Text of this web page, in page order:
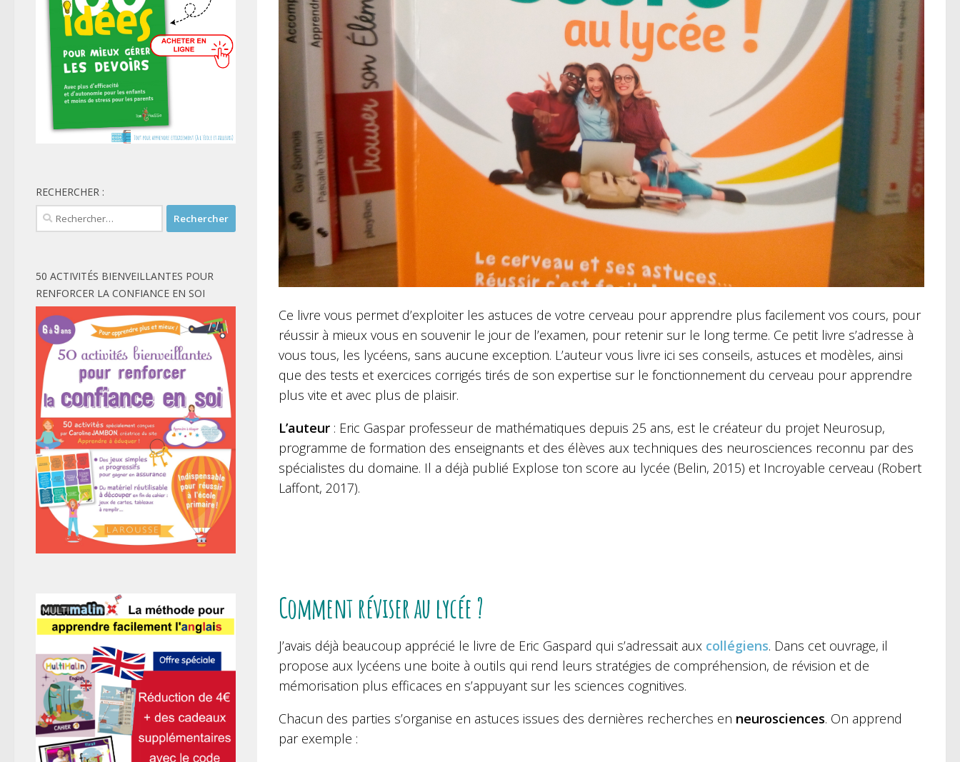
Ce livre vous permet d’exploiter les astuces de votre cerveau pour apprendre plus facilement vos cours, pour
réussir à mieux vous en souvenir le jour de l’examen, pour retenir sur le long terme. Ce petit livre s’adresse à
vous tous, les lycéens, sans aucune exception. L’auteur vous livre ici ses conseils, astuces et modèles, ainsi
que des tests et exercices corrigés tirés de son expertise sur le fonctionnement du cerveau pour apprendre
plus vite et avec plus de plaisir.
L’auteur : Eric Gaspar professeur de mathématiques depuis 25 ans, est le créateur du projet Neurosup,
programme de formation des enseignants et des élèves aux techniques des neurosciences reconnu par des
spécialistes du domaine. Il a déjà publié Explose ton score au lycée (Belin, 2015) et Incroyable cerveau (Robert
Laffont, 2017).
Comment réviser au lycée ?
J’avais déjà beaucoup apprécié le livre de Eric Gaspard qui s’adressait aux collégiens. Dans cet ouvrage, il
propose aux lycéens une boite à outils qui rend leurs stratégies de compréhension, de révision et de
mémorisation plus efficaces en s’appuyant sur les sciences cognitives.
Chacun des parties s’organise en astuces issues des dernières recherches en neurosciences. On apprend
par exemple :
RECHERCHER :
Rechercher :
50 ACTIVITÉS BIENVEILLANTES POUR
RENFORCER LA CONFIANCE EN SOI